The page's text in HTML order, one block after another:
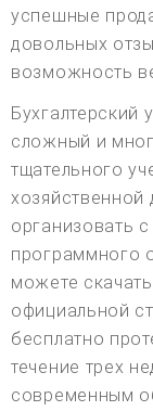
успешные
довольных
возможность
Бухгалтерский
сложный и
тщательного
хозяйственной
организовать
программного
можете
официальной
бесплатно
течение трех
современным